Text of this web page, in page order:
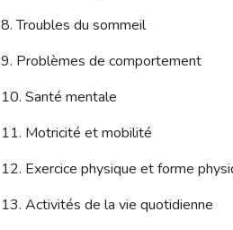
8. Troubles du sommeil
9. Problèmes de comportement
10. Santé mentale
11. Motricité et mobilité
12. Exercice physique et forme
13. Activités de la vie quotidienne